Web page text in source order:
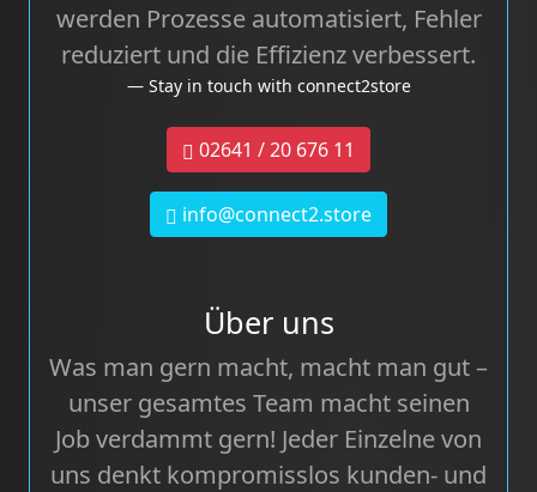
werden Prozesse automatisiert, Fehler
reduziert und die Effizienz verbessert.
Stay in touch with connect2store
02641 / 20 676 11
info@connect2.store
Über uns
Was man gern macht, macht man gut –
unser gesamtes Team macht seinen
Job verdammt gern! Jeder Einzelne von
uns denkt kompromisslos kunden- und